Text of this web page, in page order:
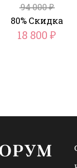
94 000₽
80% Скидка
18 800 ₽